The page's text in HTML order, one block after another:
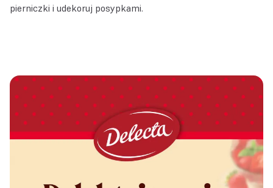
pierniczki i udekoruj posypkami.